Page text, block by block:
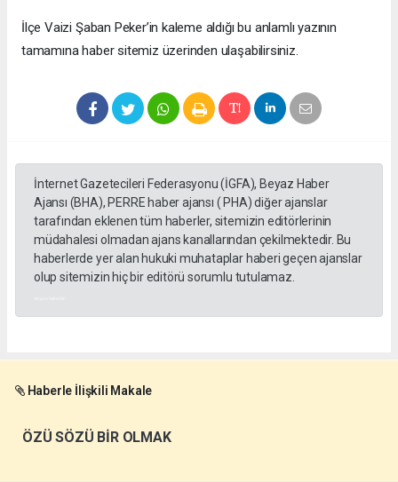
​İlçe Vaizi Şaban Peker’in kaleme aldığı bu anlamlı yazının
tamamına haber sitemiz üzerinden ulaşabilirsiniz.
İnternet Gazetecileri Federasyonu (İGFA), Beyaz Haber
Ajansı (BHA), PERRE haber ajansı ( PHA) diğer ajanslar
tarafından eklenen tüm haberler, sitemizin editörlerinin
müdahalesi olmadan ajans kanallarından çekilmektedir. Bu
haberlerde yer alan hukuki muhataplar haberi geçen ajanslar
olup sitemizin hiç bir editörü sorumlu tutulamaz.
Haberle İlişkili Makale
ÖZÜ SÖZÜ BİR OLMAK